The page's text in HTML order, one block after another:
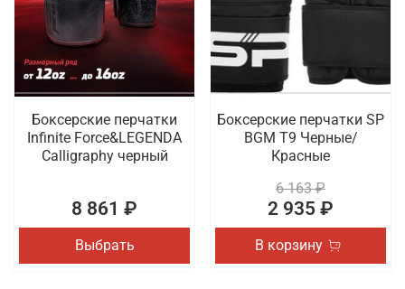
Боксерские перчатки
Infinite Force&LEGENDA
Calligraphy черный
8 861 ₽
Выбрать
Боксерские перчатки SP
BGM T9 Черные/
Красные
6 163 ₽
2 935 ₽
В корзину